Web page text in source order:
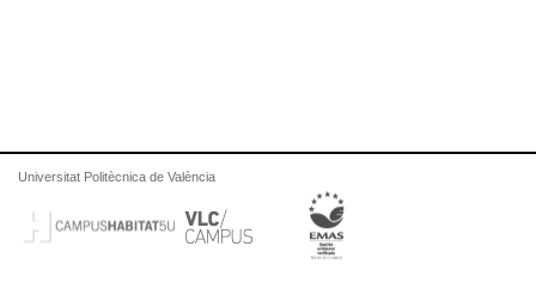
Universitat Politècnica de València